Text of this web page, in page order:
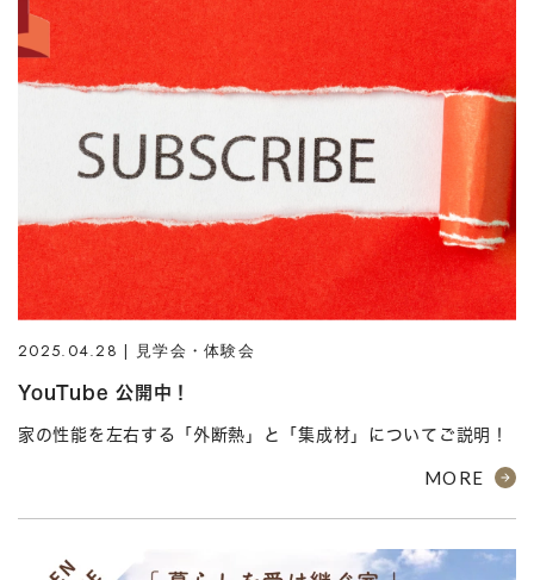
2025.04.28 | 見学会・体験会
YouTube 公開中！
家の性能を左右する「外断熱」と「集成材」についてご説明！
MORE